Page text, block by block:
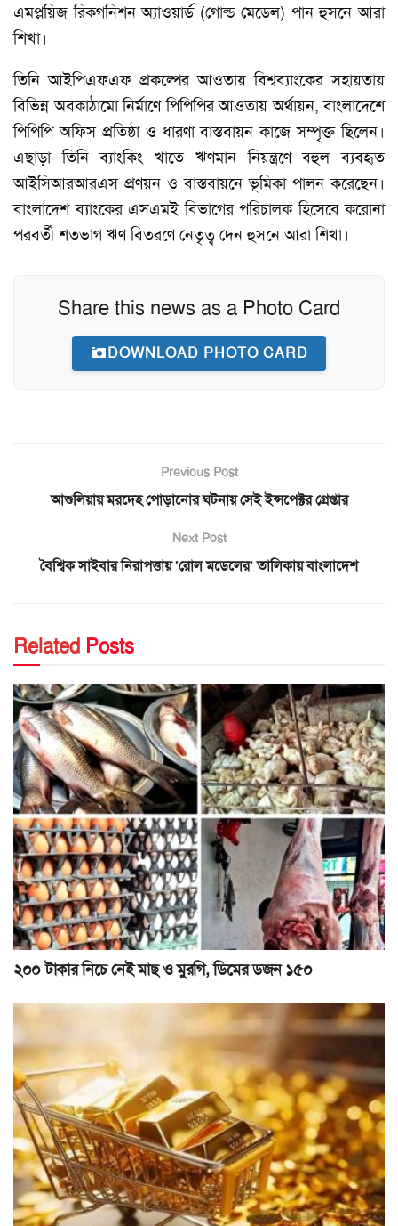
এমপ্লয়িজ রিকগনিশন অ্যাওয়ার্ড (গোল্ড মেডেল) পান হুসনে আরা
শিখা।
তিনি আইপিএফএফ প্রকল্পের আওতায় বিশ্বব্যাংকের সহায়তায়
বিভিন্ন অবকাঠামো নির্মাণে পিপিপির আওতায় অর্থায়ন, বাংলাদেশে
পিপিপি অফিস প্রতিষ্ঠা ও ধারণা বাস্তবায়ন কাজে সম্পৃক্ত ছিলেন।
এছাড়া তিনি ব্যাংকিং খাতে ঋণমান নিয়ন্ত্রণে বহুল ব্যবহৃত
আইসিআরআরএস প্রণয়ন ও বাস্তবায়নে ভূমিকা পালন করেছেন।
বাংলাদেশ ব্যাংকের এসএমই বিভাগের পরিচালক হিসেবে করোনা
পরবর্তী শতভাগ ঋণ বিতরণে নেতৃত্ব দেন হুসনে আরা শিখা।
Share this news as a Photo Card
DOWNLOAD PHOTO CARD
Previous Post
আশুলিয়ায় মরদেহ পোড়ানোর ঘটনায় সেই ইন্সপেক্টর গ্রেপ্তার
Next Post
বৈশ্বিক সাইবার নিরাপত্তায় ‘রোল মডেলের’ তালিকায় বাংলাদেশ
Related Posts
২০০ টাকার নিচে নেই মাছ ও মুরগি, ডিমের ডজন ১৫০